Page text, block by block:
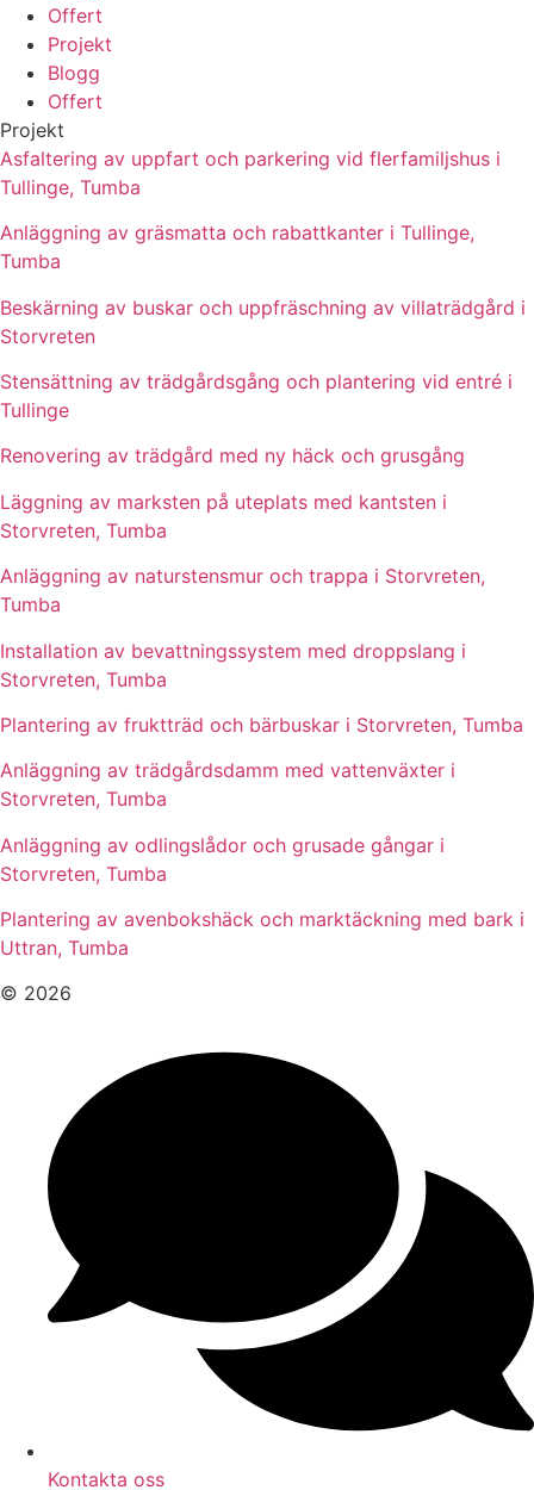
Offert
Projekt
Blogg
Offert
Projekt
Asfaltering av uppfart och parkering vid flerfamiljshus i
Tullinge, Tumba
Anläggning av gräsmatta och rabattkanter i Tullinge,
Tumba
Beskärning av buskar och uppfräschning av villaträdgård i
Storvreten
Stensättning av trädgårdsgång och plantering vid entré i
Tullinge
Renovering av trädgård med ny häck och grusgång
Läggning av marksten på uteplats med kantsten i
Storvreten, Tumba
Anläggning av naturstensmur och trappa i Storvreten,
Tumba
Installation av bevattningssystem med droppslang i
Storvreten, Tumba
Plantering av fruktträd och bärbuskar i Storvreten, Tumba
Anläggning av trädgårdsdamm med vattenväxter i
Storvreten, Tumba
Anläggning av odlingslådor och grusade gångar i
Storvreten, Tumba
Plantering av avenbokshäck och marktäckning med bark i
Uttran, Tumba
© 2026
Kontakta oss